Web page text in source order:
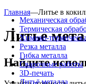
Механическая
Термическая
Химико-
Резка металла
Гибка металла
Сварочные работы
3D-печать
Литьё металла
Главная—Литье в
Литье
Найдите